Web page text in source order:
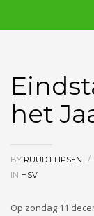
het
BY RUUD FLIPSEN /
IN HSV
Op zondag 11